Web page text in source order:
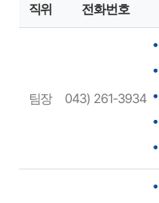
직위 전화번호
팀장 043) 261-3934